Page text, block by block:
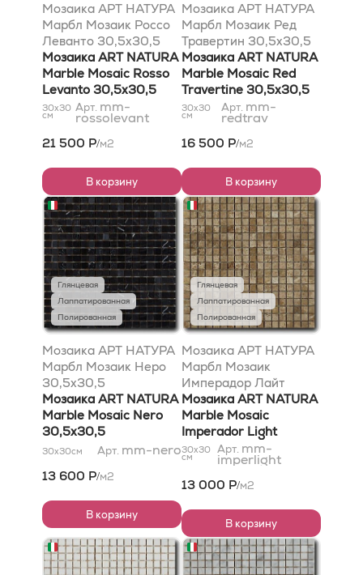
Мозаика АРТ НАТУРА
Марбл Мозаик Россо
Леванто 30,5x30,5
Мозаика ART NATURA
Marble Mosaic Rosso
Levanto 30,5x30,5
30x30
см
Арт. mm-
rossolevant
21 500 Р/м2
В корзину
Мозаика АРТ НАТУРА
Марбл Мозаик Ред
Травертин 30,5x30,5
Мозаика ART NATURA
Marble Mosaic Red
Travertine 30,5x30,5
30x30
см
Арт. mm-
redtrav
16 500 Р/м2
В корзину
Глянцевая
Лаппатированная
Полированная
Мозаика АРТ НАТУРА
Марбл Мозаик Неро
30,5x30,5
Мозаика ART NATURA
Marble Mosaic Nero
30,5x30,5
30x30см Арт. mm-nero
13 600 Р/м2
В корзину
Глянцевая
Лаппатированная
Полированная
Мозаика АРТ НАТУРА
Марбл Мозаик
Имперадор Лайт
30,5x30,5
Мозаика ART NATURA
Marble Mosaic
Imperador Light
30,5x30,5
30x30
см
Арт. mm-
imperlight
13 000 Р/м2
В корзину